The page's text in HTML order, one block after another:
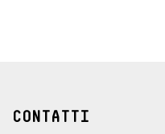
CONTATTI